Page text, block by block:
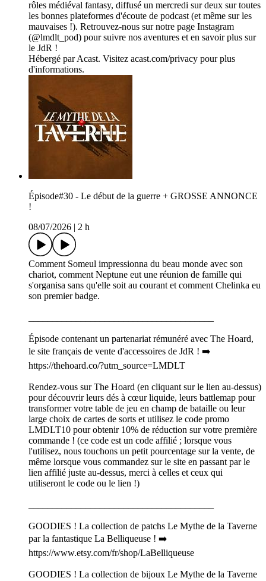
rôles médiéval fantasy, diffusé un mercredi sur deux sur toutes
les bonnes plateformes d'écoute de podcast (et même sur les
mauvaises !). Retrouvez-nous sur notre page Instagram
(@lmdlt_pod) pour suivre nos aventures et en savoir plus sur
le JdR !
Hébergé par Acast. Visitez acast.com/privacy pour plus
d'informations.
Épisode#30 - Le début de la guerre + GROSSE ANNONCE
!
08/07/2026
2 h
Comment Someul impressionna du beau monde avec son
chariot, comment Neptune eut une réunion de famille qui
s'organisa sans qu'elle soit au courant et comment Chelinka eu
son premier badge.
Épisode contenant un partenariat rémunéré avec The Hoard,
le site français de vente d'accessoires de JdR ! ➡️
https://thehoard.co/?utm_source=LMDLT
Rendez-vous sur The Hoard (en cliquant sur le lien au-dessus)
pour découvrir leurs dés à cœur liquide, leurs battlemap pour
transformer votre table de jeu en champ de bataille ou leur
large choix de cartes de sorts et utilisez le code promo
LMDLT10 pour obtenir 10% de réduction sur votre première
commande ! (ce code est un code affilié ; lorsque vous
l'utilisez, nous touchons un petit pourcentage sur la vente, de
même lorsque vous commandez sur le site en passant par le
lien affilié juste au-dessus, merci à celles et ceux qui
utiliseront le code ou le lien !)
GOODIES ! La collection de patchs Le Mythe de la Taverne
par la fantastique La Belliqueuse ! ➡️
https://www.etsy.com/fr/shop/LaBelliqueuse
GOODIES ! La collection de bijoux Le Mythe de la Taverne